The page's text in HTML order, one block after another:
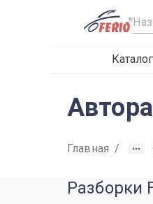
R
Каталог
Главная /
Разборки